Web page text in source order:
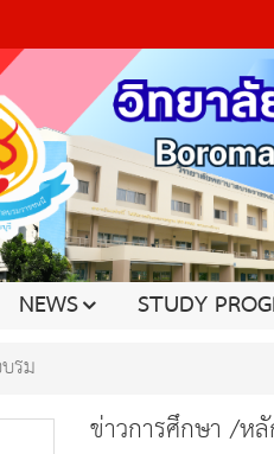
NEWS STUDY
รม
ข่าวการศึกษา /ห